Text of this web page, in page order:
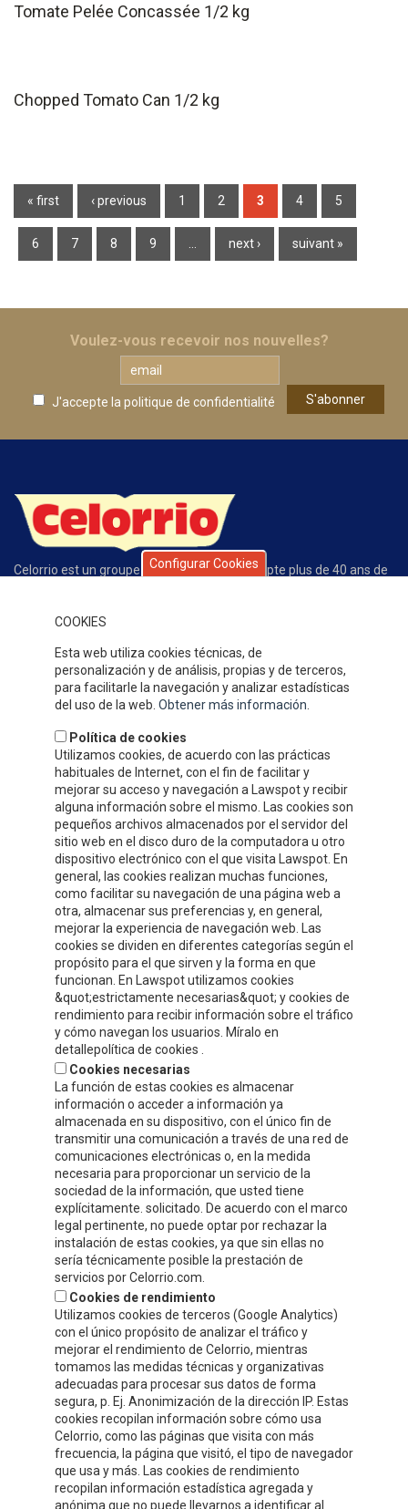
Configurar Cookies
COOKIES
Esta web utiliza cookies técnicas, de
personalización y de análisis, propias y de terceros,
para facilitarle la navegación y analizar estadísticas
del uso de la web. Obtener más información
Política de cookies
Utilizamos cookies, de acuerdo con las prácticas
habituales de Internet, con el fin de facilitar y
mejorar su acceso y navegación a Lawspot y recibir
alguna información sobre el mismo. Las cookies son
pequeños archivos almacenados por el servidor del
sitio web en el disco duro de la computadora u otro
dispositivo electrónico con el que visita Lawspot. En
general, las cookies realizan muchas funciones,
como facilitar su navegación de una página web a
otra, almacenar sus preferencias y, en general,
mejorar la experiencia de navegación web. Las
cookies se dividen en diferentes categorías según el
propósito para el que sirven y la forma en que
funcionan. En Lawspot utilizamos cookies
&quot;estrictamente necesarias&quot; y cookies de
rendimiento para recibir información sobre el tráfico
y cómo navegan los usuarios. Míralo en
detallepolítica de cookies .
Cookies necesarias
La función de estas cookies es almacenar
información o acceder a información ya
almacenada en su dispositivo, con el único fin de
transmitir una comunicación a través de una red de
comunicaciones electrónicas o, en la medida
necesaria para proporcionar un servicio de la
sociedad de la información, que usted tiene
explícitamente. solicitado. De acuerdo con el marco
legal pertinente, no puede optar por rechazar la
instalación de estas cookies, ya que sin ellas no
sería técnicamente posible la prestación de
servicios por Celorrio.com.
Cookies de rendimiento
Utilizamos cookies de terceros (Google Analytics)
con el único propósito de analizar el tráfico y
mejorar el rendimiento de Celorrio, mientras
tomamos las medidas técnicas y organizativas
adecuadas para procesar sus datos de forma
segura, p. Ej. Anonimización de la dirección IP. Estas
cookies recopilan información sobre cómo usa
Celorrio, como las páginas que visita con más
frecuencia, la página que visitó, el tipo de navegador
que usa y más. Las cookies de rendimiento
recopilan información estadística agregada y
anónima que no puede llevarnos a identificar al
Tomate Pelée Concassée 1/2 kg
Chopped Tomato Can 1/2 kg
Pages
« first ‹ previous 1 2 3 4 5
6 7 8 9 next › suivant »
Voulez-vous recevoir nos nouvelles?
J'accepte lapolitique de confidentialité
Celorrio est un groupe d’entreprises qui compte plus de 40 ans de
client et la compétitivité de notre offre expliquent le grand
secteur.
OÙ SOMMES-NOUS
INFORMATION DE CONTACT
Compre y Compare S.A.
Polígono Tejerías, zona sur, Calle G
Calahorra, La Rioja
+34 941 132 803
+34 941 132 512
info@celorrio.com
ZONE PRIVÉE
ÉCRIVEZ-NOUS!
Aceptola política de protección de datos y privacidad
Autorizo el envío de información y promociones que puedan ser de
mi interés mediante los medios facilitados.